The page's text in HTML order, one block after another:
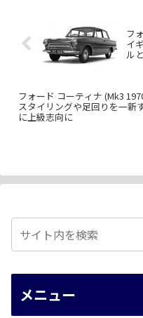
フ
イ
ル
フォード コーティナ (Mk3
スタイリングや足回りを一新
に上級志向に
メニュー